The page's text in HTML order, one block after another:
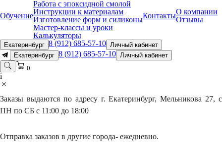
Обучение
Работа с эпоксидной смолой
Инструкции к материалам
Изготовление форм и силиконы
Мастер-классы и уроки
Калькуляторы
КонтактыО компании
Отзывы
Екатеринбург 8 (912) 685-57-10 Личный кабинет
Екатеринбург 8 (912) 685-57-10 Личный кабинет
0
i
Заказы выдаются по адресу г. Екатеринбург, Мельникова 27, с
ПН по СБ с 11:00 до 18:00
Отправка заказов в другие города- ежедневно.